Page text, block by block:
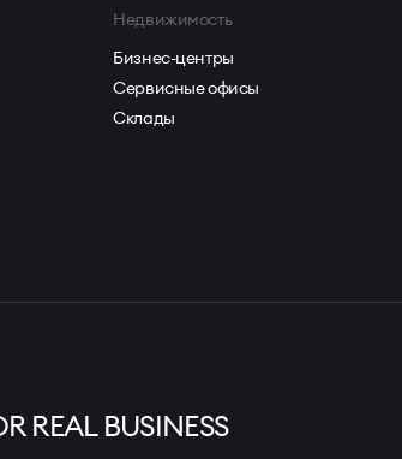
Недвижимость
Бизнес-центры
Сервисные офисы
Склады
REAL BUSINESS